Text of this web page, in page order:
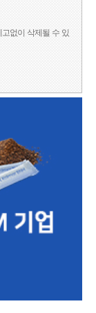
없이 삭제될 수 있